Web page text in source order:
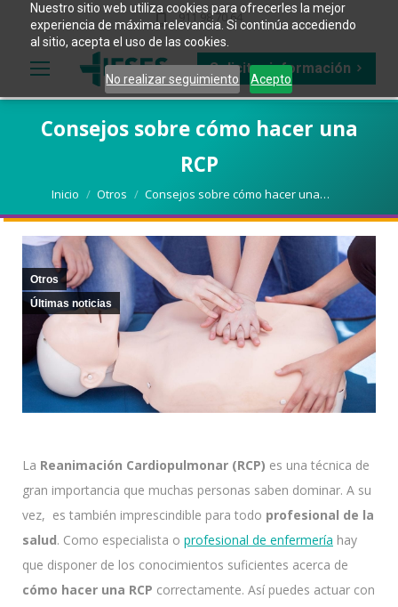
Nuestro sitio web utiliza cookies para ofrecerles la mejor
experiencia de máxima relevancia. Si continúa accediendo
al sitio, acepta el uso de las cookies.
No realizar seguimiento Acepto
911 98 70 64
Solicitar información
Consejos sobre cómo hacer una
RCP
Estás aquí:
Inicio Otros Consejos sobre cómo hacer una…
Otros
Últimas noticias
La Reanimación Cardiopulmonar (RCP) es una técnica de
gran importancia que muchas personas saben dominar. A su
vez, es también imprescindible para todo profesional de la
salud. Como especialista o profesional de enfermería hay
que disponer de los conocimientos suficientes acerca de
cómo hacer una RCP correctamente. Así puedes actuar con